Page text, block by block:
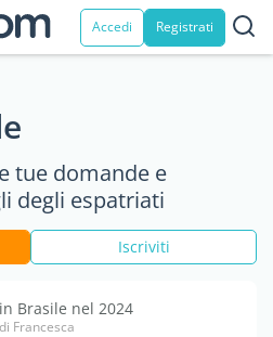
Accedi Registrati
tue domande e
degli espatriati
Iscriviti
Brasile nel 2024
Francesca